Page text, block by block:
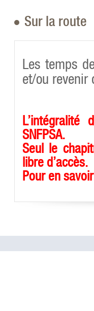
Sur la route
Les temps
et/ou revenir
SNFPSA.
Seul le
libre d’accès.
Pour en